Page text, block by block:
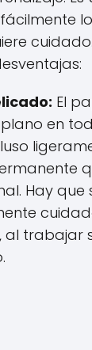
El
en
Hay que
al trabajar